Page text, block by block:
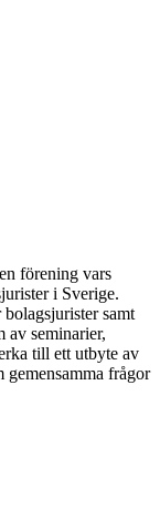
förening vars
i Sverige.
samt
av seminarier,
till ett utbyte av
gemensamma frågor